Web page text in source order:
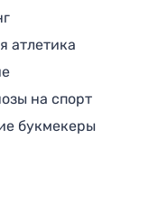
атлетика
на спорт
букмекеры